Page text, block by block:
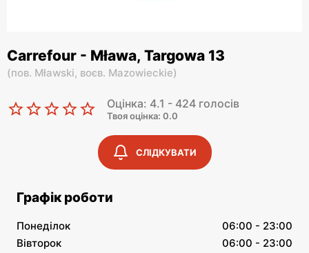
Carrefour - Mława, Targowa 13
(пов. Mławski, воєв. Mazowieckie)
Оцінка: 4.1 - 424 голосів
Твоя оцінка: 0.0
СЛІДКУВАТИ
Графік роботи
Понеділок
06:00 - 23:00
Вівторок
06:00 - 23:00